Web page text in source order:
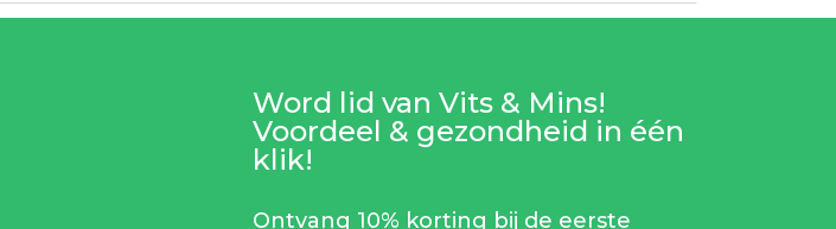
Word lid van Vits & Mins!
Voordeel & gezondheid in één
klik!
Ontvang 10% korting bij de eerste